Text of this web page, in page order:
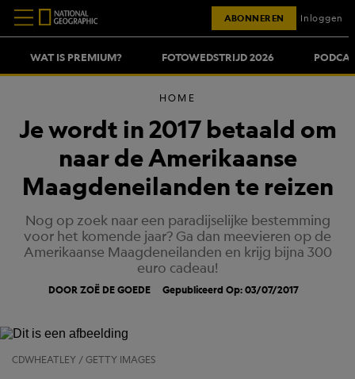
WAT IS PREMIUM? FOTOWEDSTRIJD 2026
ABONNEREN Inloggen
HOME
Je wordt in 2017 betaald om
naar de Amerikaanse
Maagdeneilanden te reizen
Nog op zoek naar een paradijselijke bestemming
voor het komende jaar? Ga dan meevieren op de
Amerikaanse Maagdeneilanden en krijg bijna 300
euro cadeau!
DOOR ZOË DE GOEDE Gepubliceerd Op: 03/07/2017
CDWHEATLEY / GETTY IMAGES